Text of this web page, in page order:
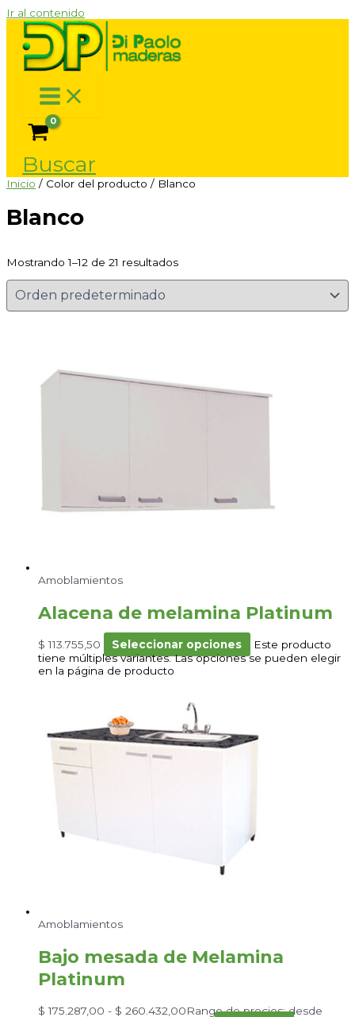
Ir al contenido
Buscar
Inicio / Color del producto / Blanco
Blanco
Mostrando 1–12 de 21 resultados
Amoblamientos
Alacena de melamina Platinum
$ 113.755,50 Seleccionar opciones
Este producto
tiene múltiples variantes. Las opciones se pueden elegir
en la página de producto
Amoblamientos
Bajo mesada de Melamina
Platinum
$ 175.287,00 - $ 260.432,00Rango de precios: desde